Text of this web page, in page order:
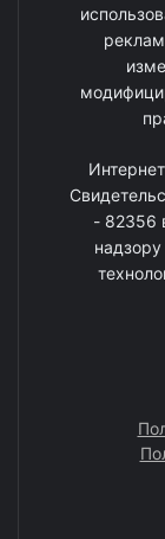
- 82356